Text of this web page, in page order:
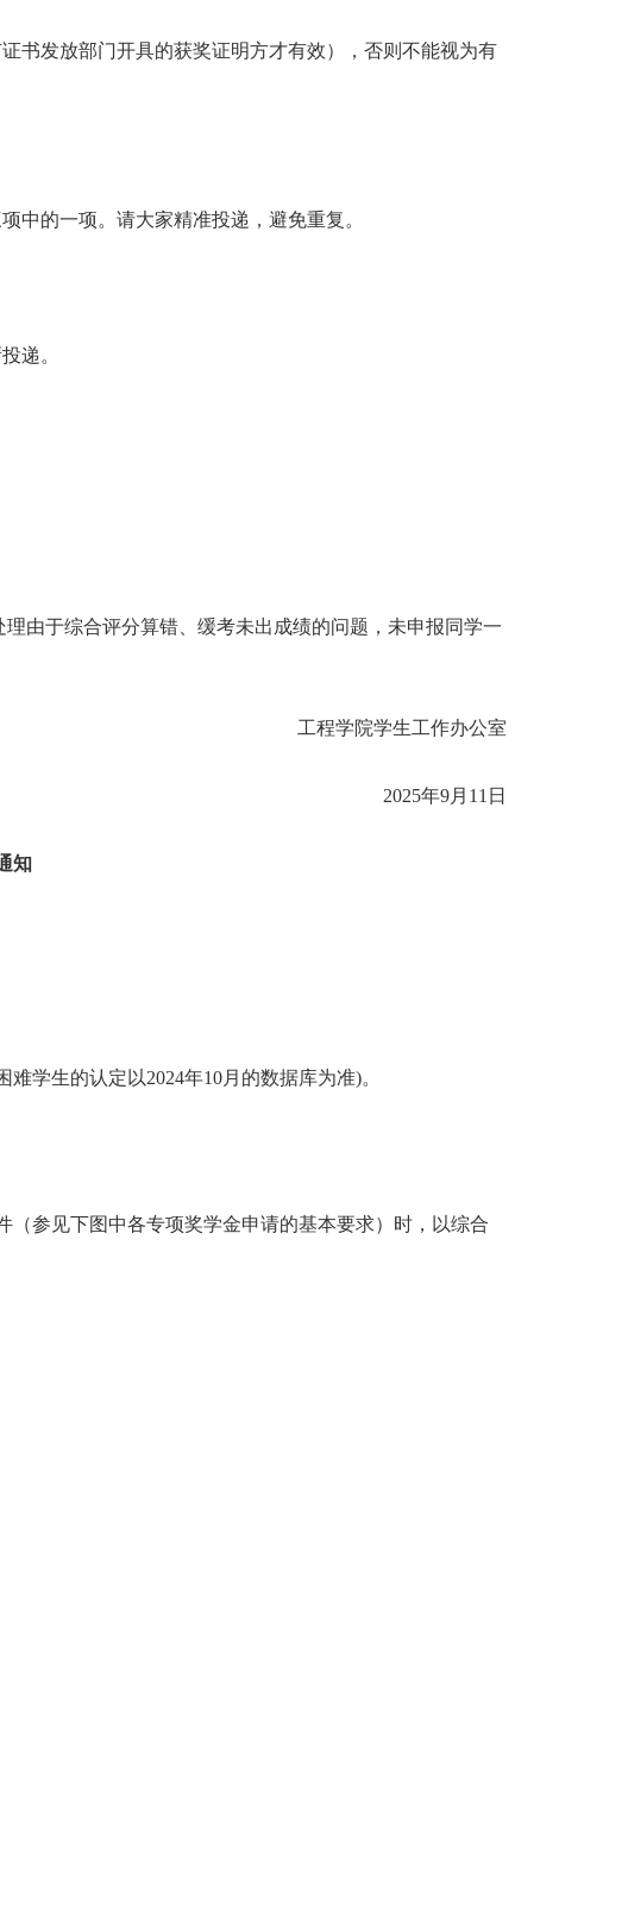
书发放部门开具的获奖证明方才有效），否则不能视为有
中的一项。请大家精准投递，避免重复。
递。
由于综合评分算错、缓考未出成绩的问题，未申报同学一
工程学院学生工作办公室
2025年9月11日
知
难学生的认定以2024年10月的数据库为准)。
参见下图中各专项奖学金申请的基本要求）时，以综合